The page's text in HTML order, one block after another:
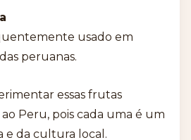
usado em
peruanas.
essas frutas
Peru, pois cada uma é um
e da cultura local.